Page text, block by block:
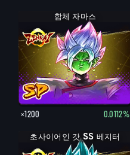
합체 자마스
×1200 0.0112%
초사이어인 갓 SS 베지터